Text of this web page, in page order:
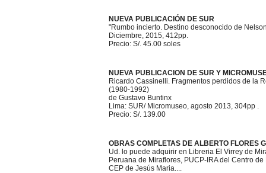
NUEVA PUBLICACIÓN DE SUR
"Rumbo incierto. Destino desconocido de
Diciembre, 2015, 412pp.
Precio: S/. 45.00 soles
NUEVA PUBLICACION DE SUR Y
Ricardo Cassinelli. Fragmentos perdidos de la
(1980-1992)
de Gustavo Buntinx
Lima: SUR/ Micromuseo, agosto 2013, 304pp .
Precio: S/. 139.00
OBRAS COMPLETAS DE ALBERTO FLORES
Ud. lo puede adquirir en Libreria El Virrey de
Peruana de Miraflores, PUCP-IRA del Centro
CEP de Jesús Maria....